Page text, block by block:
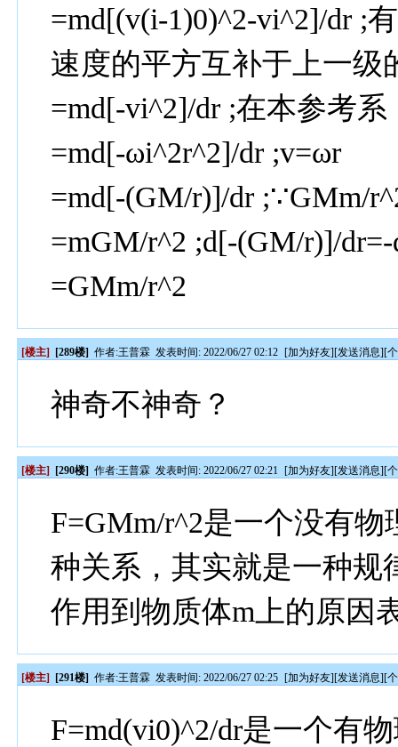
=md[(v(i-1)0)^2-vi^2]/dr ;
速度的平方互补于上一级
=md[-vi^2]/dr ;在本参考系
=md[-ωi^2r^2]/dr ;v=ωr
=md[-(GM/r)]/dr ;∵GMm/
=mGM/r^2 ;d[-(GM/r)]/
=GMm/r^2
[楼主] [289楼] 作者:王普霖 发表时间: 2022/06/27 02:12 [加为好友][发送消息][
神奇不神奇？
[楼主] [290楼] 作者:王普霖 发表时间: 2022/06/27 02:21 [加为好友][发送消息][
F=GMm/r^2是一个没有
种关系，其实就是一种规
作用到物质体m上的原因
[楼主] [291楼] 作者:王普霖 发表时间: 2022/06/27 02:25 [加为好友][发送消息][
F=md(vi0)^2/dr是一个有